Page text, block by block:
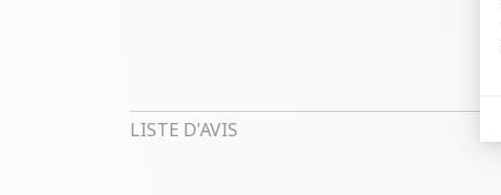
LISTE D'AVIS